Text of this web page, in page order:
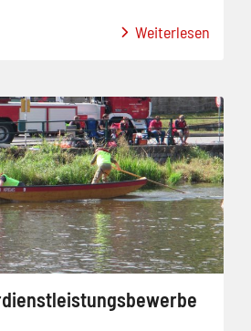
Weiterlesen